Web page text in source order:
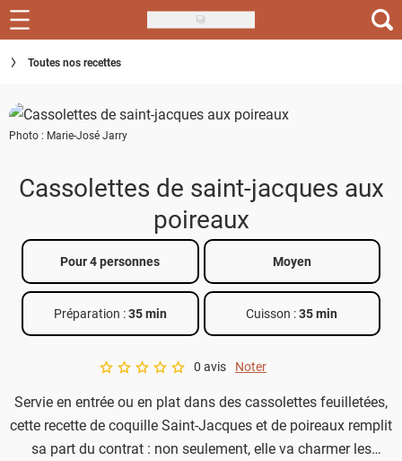
Skip
to
main
Recettes
Inspirations
Conseils
Menu de la semaine
Téléchargez l'app Saveurs Recettes
Index des recettes
Guide d'achat
Toutes nos recettes
Photo : Marie-José Jarry
Cassolettes de saint-jacques aux
poireaux
Pour 4 personnes Moyen
Préparation :35 min Cuisson :35 min
A star rating of 0 out of 5.
0 avis Noter
Servie en entrée ou en plat dans des cassolettes feuilletées,
cette recette de coquille Saint-Jacques et de poireaux remplit
sa part du contrat : non seulement, elle va charmer les